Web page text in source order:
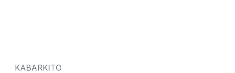
KABARKITO